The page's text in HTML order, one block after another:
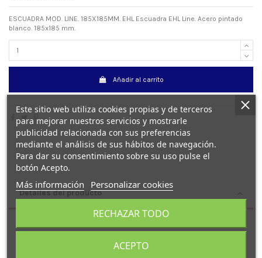
ESCUADRA MOD. LINE. 185X185MM. EHL Escuadra EHL Line. Acero pintado
blanco. 185x185 mm.
Añadir al carrito
Detalles del producto
Este sitio web utiliza cookies propias y de terceros
para mejorar nuestros servicios y mostrarle
publicidad relacionada con sus preferencias
mediante el análisis de sus hábitos de navegación.
Para dar su consentimiento sobre su uso pulse el
botón Acepto.
Más información Personalizar cookies
RECHAZAR TODO
ACEPTO